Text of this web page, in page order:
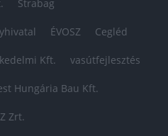
Strabag
ÉVOSZ Cegléd
Kft. vasútfejlesztés
Hungária Bau Kft.
Zrt.